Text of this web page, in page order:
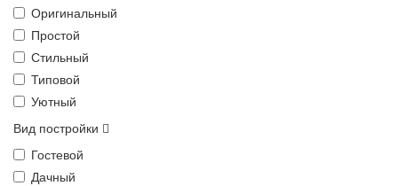
Оригинальный
Простой
Стильный
Типовой
Уютный
Вид постройки
Гостевой
Дачный